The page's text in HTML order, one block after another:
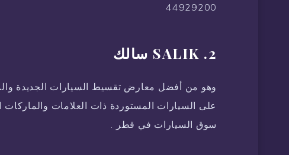
44929200
2. SALIK سالك
وهو من أفضل معارض تقسيط السيارات الجديدة
على السيارات المستوردة ذات العلامات والماركات
سوق السيارات في قطر .